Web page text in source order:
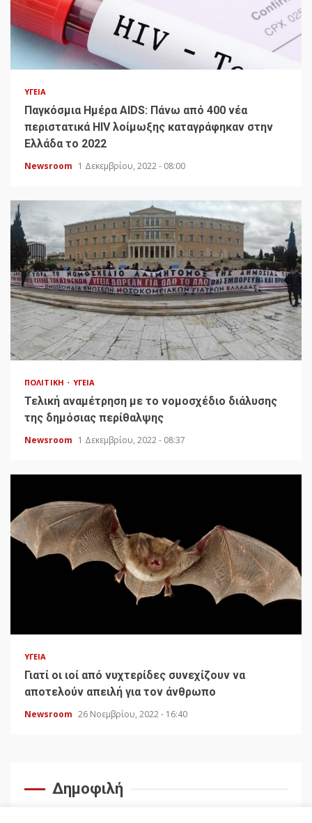
ΥΓΕΊΑ
Παγκόσμια Ημέρα AIDS: Πάνω από 400 νέα
περιστατικά HIV λοίμωξης καταγράφηκαν στην
Ελλάδα το 2022
Newsroom 1 Δεκεμβρίου, 2022 - 08:00
ΠΟΛΙΤΙΚΉ ΥΓΕΊΑ
Τελική αναμέτρηση με το νομοσχέδιο διάλυσης
της δημόσιας περίθαλψης
Newsroom 1 Δεκεμβρίου, 2022 - 08:37
ΥΓΕΊΑ
Γιατί οι ιοί από νυχτερίδες συνεχίζουν να
αποτελούν απειλή για τον άνθρωπο
Newsroom 26 Νοεμβρίου, 2022 - 16:40
Δημοφιλή